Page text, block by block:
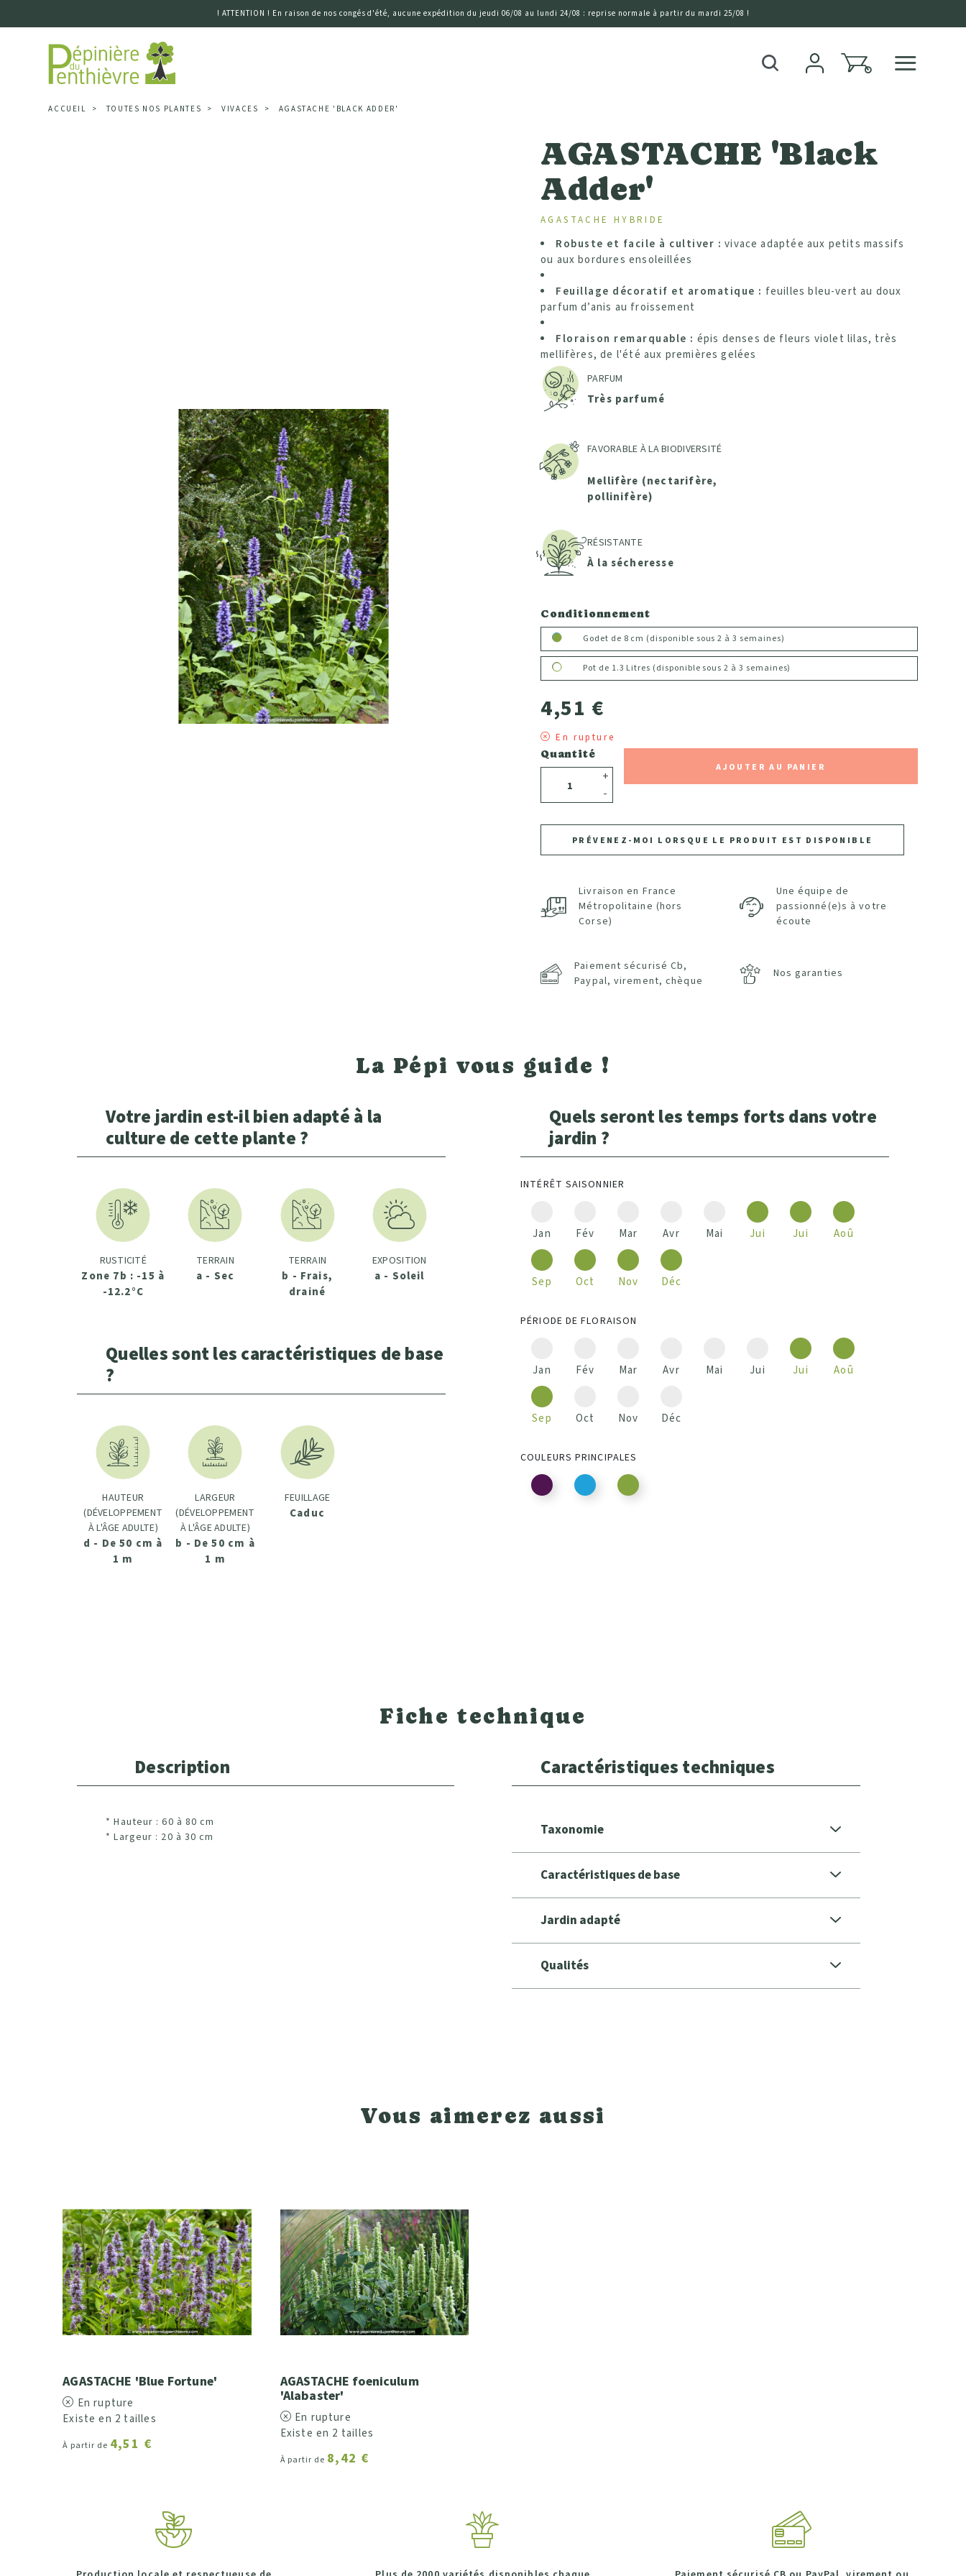
! ATTENTION ! En raison de nos congés d'été, aucune expédition du jeudi 06/08 au lundi 24/08 : reprise normale à partir du mardi 25/08 !
Accueil
Recherche
ACCUEIL TOUTES NOS PLANTES VIVACES AGASTACHE 'BLACK ADDER'
AGASTACHE 'Black
Adder'
AGASTACHE HYBRIDE
Robuste et facile à cultiver : vivace adaptée aux petits massifs
ou aux bordures ensoleillées
Feuillage décoratif et aromatique : feuilles bleu-vert au doux
parfum d’anis au froissement
Floraison remarquable : épis denses de fleurs violet lilas, très
mellifères, de l'été aux premières gelées
PARFUM
Très parfumé
FAVORABLE À LA BIODIVERSITÉ
Mellifère (nectarifère,
pollinifère)
RÉSISTANTE
À la sécheresse
Conditionnement
Godet de 8 cm (disponible sous 2 à 3 semaines)
Pot de 1.3 Litres (disponible sous 2 à 3 semaines)
4,51 €
Quantité
-
+
AJOUTER AU PANIER
En rupture
PRÉVENEZ-MOI LORSQUE LE PRODUIT EST DISPONIBLE
Livraison en France
Métropolitaine (hors
Corse)
Une équipe de
passionné(e)s à votre
écoute
Paiement sécurisé Cb,
Paypal, virement, chèque
Nos garanties
La Pépi vous guide !
Votre jardin est-il bien adapté à la
culture de cette plante ?
RUSTICITÉ
Zone 7b : -15 à
-12.2°C
TERRAIN
a - Sec
TERRAIN
b - Frais,
drainé
EXPOSITION
a - Soleil
Quelles sont les caractéristiques de base
?
HAUTEUR
(DÉVELOPPEMENT
À L'ÂGE ADULTE)
d - De 50 cm à
1 m
LARGEUR
(DÉVELOPPEMENT
À L'ÂGE ADULTE)
b - De 50 cm à
1 m
FEUILLAGE
Caduc
Quels seront les temps forts dans votre
jardin ?
INTÉRÊT SAISONNIER
Jan Fév Mar Avr Mai Jui Jui Aoû
Sep Oct Nov Déc
PÉRIODE DE FLORAISON
Jan Fév Mar Avr Mai Jui Jui Aoû
Sep Oct Nov Déc
COULEURS PRINCIPALES
Fiche technique
Description
* Hauteur : 60 à 80 cm
* Largeur : 20 à 30 cm
Caractéristiques techniques
Taxonomie
Caractéristiques de base
Jardin adapté
Qualités
Vous aimerez aussi
AGASTACHE 'Blue Fortune'
En rupture
Existe en 2 tailles
À partir de 4,51 €
AGASTACHE foeniculum
'Alabaster'
En rupture
Existe en 2 tailles
À partir de 8,42 €